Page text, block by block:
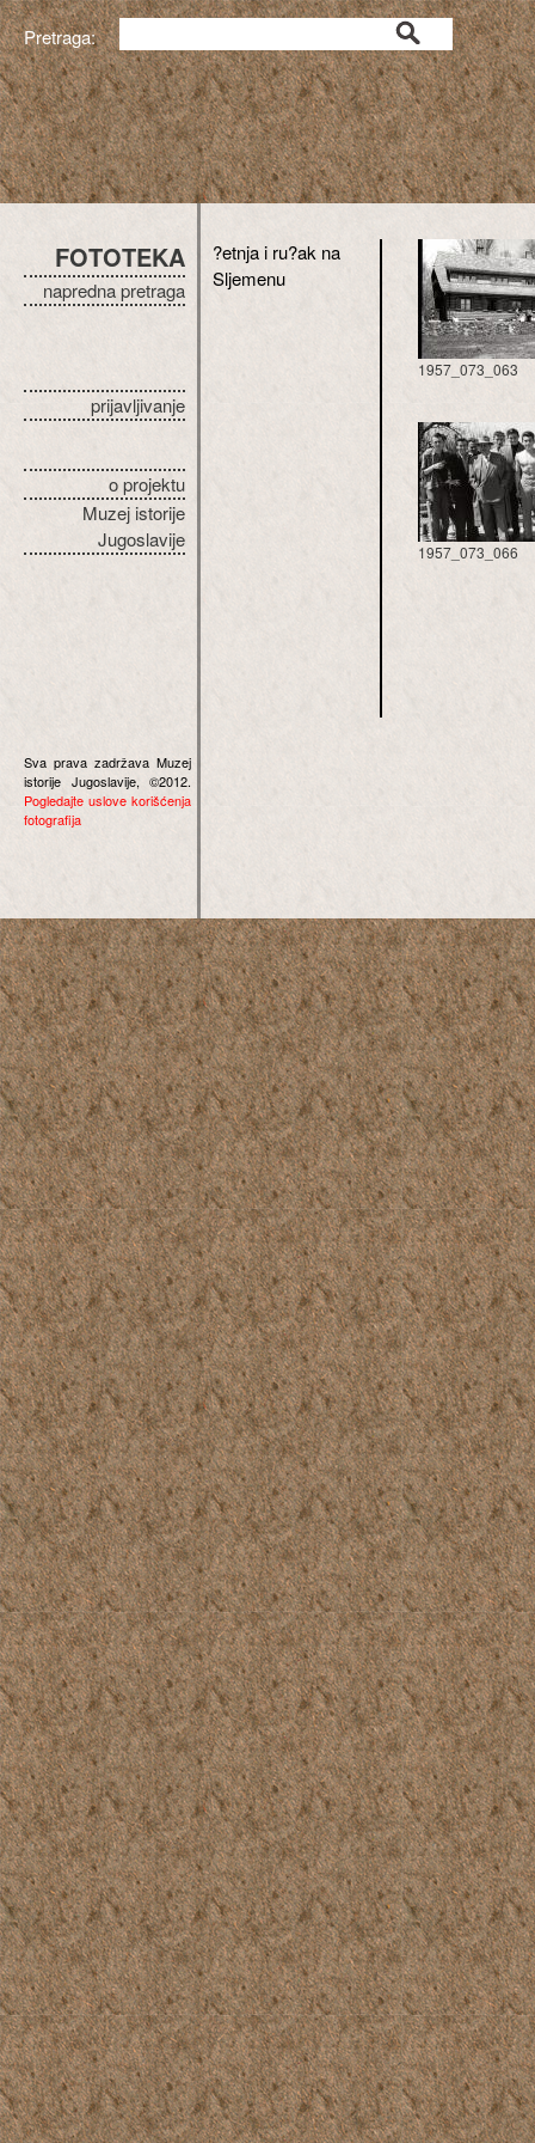
Pretraga:
FOTOTEKA
napredna pretraga
prijavljivanje
o projektu
Muzej istorije
Jugoslavije
Sva prava zadržava Muzej
istorije Jugoslavije, ©2012.
Pogledajte uslove korišćenja
fotografija
?etnja i ru?ak na
Sljemenu
1957_073_063
1957_073_066